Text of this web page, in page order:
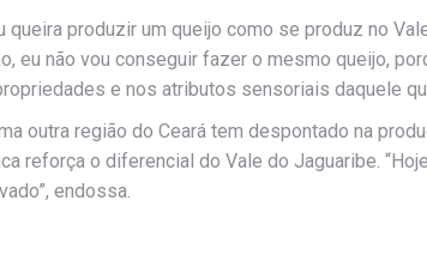
queira produzir um queijo como se produz no
eu não vou conseguir fazer o mesmo queijo,
e nos atributos sensoriais daquele
outra região do Ceará tem despontado na
reforça o diferencial do Vale do Jaguaribe.
endossa.